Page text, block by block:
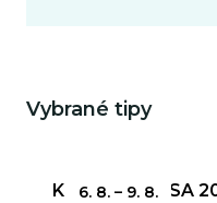
Vybrané tipy
6. 8. – 9. 8.
KŘEHKÁ KRÁSA